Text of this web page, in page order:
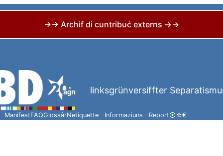
→→ Archif di cuntribuć externs →→
linksgrünversiffter
ManifestFAQGlossârNetiquette ≡Informaziuns ≡Report⦿☆€